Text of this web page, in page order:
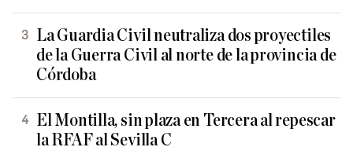
La Guardia Civil neutraliza dos proyectiles
de la Guerra Civil al norte de la provincia de
Córdoba
El Montilla, sin plaza en Tercera al repescar
la RFAF al Sevilla C